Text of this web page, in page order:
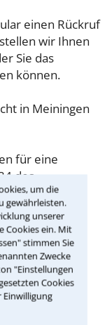
um die
gewährleisten.
unserer
Cookies ein. Mit
stimmen Sie
Zwecke
"Einstellungen
Cookies
einen Rückruf
wir Ihnen
Sie das
können.
in Meiningen
für eine
des
geregelt. Die
betragen
Für
diese